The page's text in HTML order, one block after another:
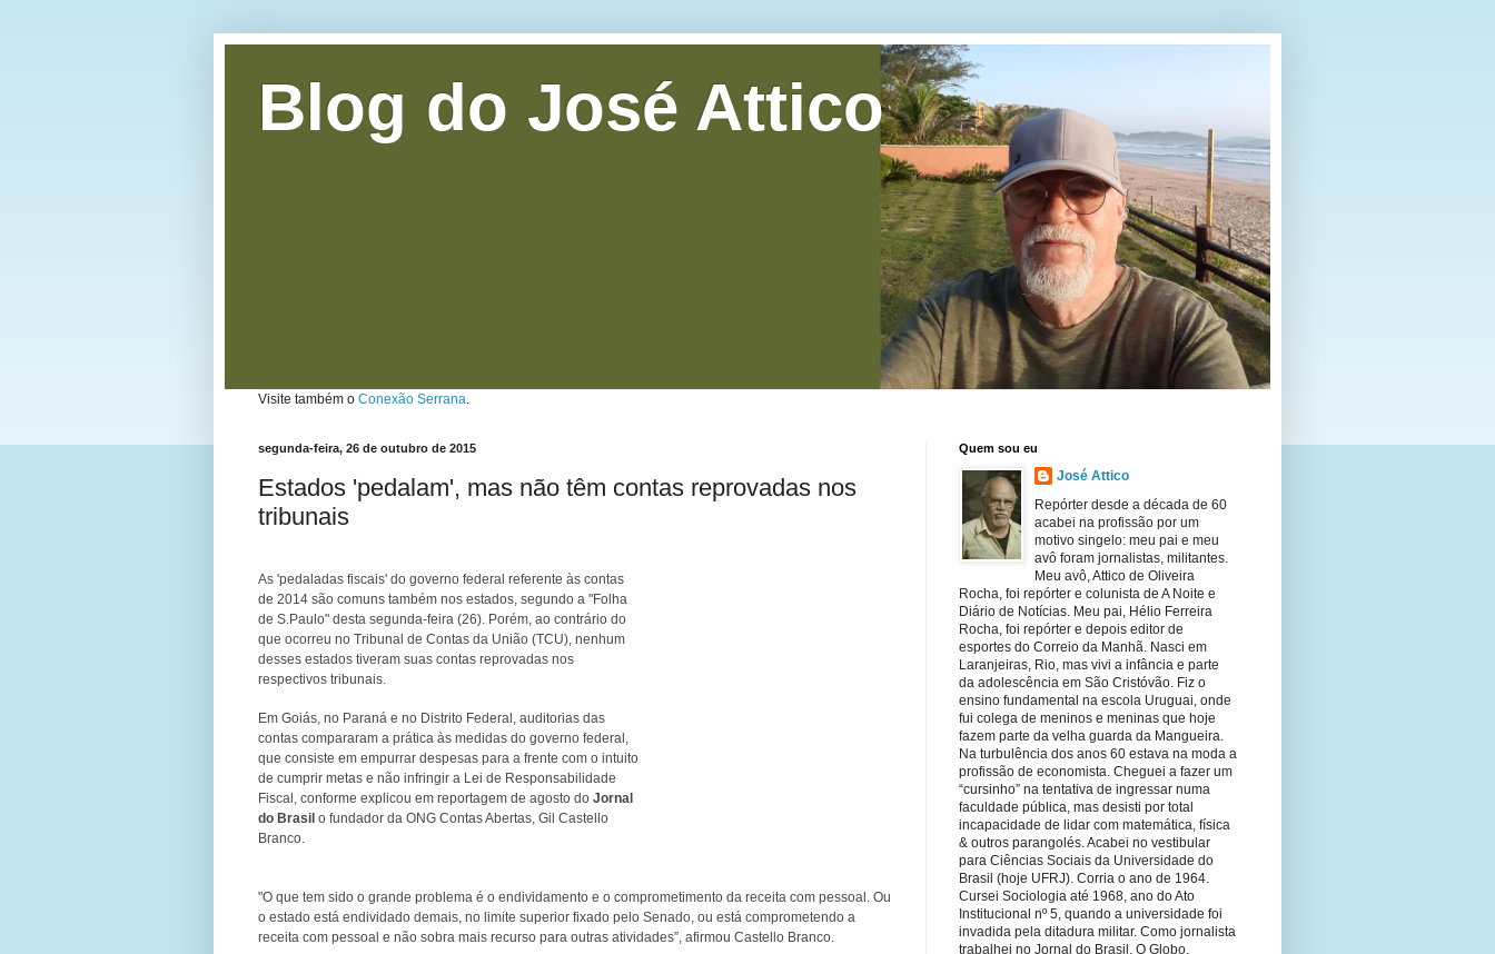
Blog do José Attico
Visite também o Conexão Serrana.
segunda-feira, 26 de outubro de 2015
Estados 'pedalam', mas não têm contas reprovadas nos
tribunais
As 'pedaladas fiscais' do governo federal referente às contas
de 2014 são comuns também nos estados, segundo a "Folha
de S.Paulo" desta segunda-feira (26). Porém, ao contrário do
que ocorreu no Tribunal de Contas da União (TCU), nenhum
desses estados tiveram suas contas reprovadas nos
respectivos tribunais.
Em Goiás, no Paraná e no Distrito Federal, auditorias das
contas compararam a prática às medidas do governo federal,
que consiste em empurrar despesas para a frente com o intuito
de cumprir metas e não infringir a Lei de Responsabilidade
Fiscal, conforme explicou em reportagem de agosto do Jornal
do Brasil o fundador da ONG Contas Abertas, Gil Castello
Branco.
"O que tem sido o grande problema é o endividamento e o comprometimento da receita com pessoal. Ou
o estado está endividado demais, no limite superior fixado pelo Senado, ou está comprometendo a
receita com pessoal e não sobra mais recurso para outras atividades”, afirmou Castello Branco.
Quem sou eu
José Attico
Repórter desde a década de 60
acabei na profissão por um
motivo singelo: meu pai e meu
avô foram jornalistas, militantes.
Meu avô, Attico de Oliveira
Rocha, foi repórter e colunista de A Noite e
Diário de Notícias. Meu pai, Hélio Ferreira
Rocha, foi repórter e depois editor de
esportes do Correio da Manhã. Nasci em
Laranjeiras, Rio, mas vivi a infância e parte
da adolescência em São Cristóvão. Fiz o
ensino fundamental na escola Uruguai, onde
fui colega de meninos e meninas que hoje
fazem parte da velha guarda da Mangueira.
Na turbulência dos anos 60 estava na moda a
profissão de economista. Cheguei a fazer um
“cursinho” na tentativa de ingressar numa
faculdade pública, mas desisti por total
incapacidade de lidar com matemática, física
& outros parangolés. Acabei no vestibular
para Ciências Sociais da Universidade do
Brasil (hoje UFRJ). Corria o ano de 1964.
Cursei Sociologia até 1968, ano do Ato
Institucional nº 5, quando a universidade foi
invadida pela ditadura militar. Como jornalista
trabalhei no Jornal do Brasil, O Globo,